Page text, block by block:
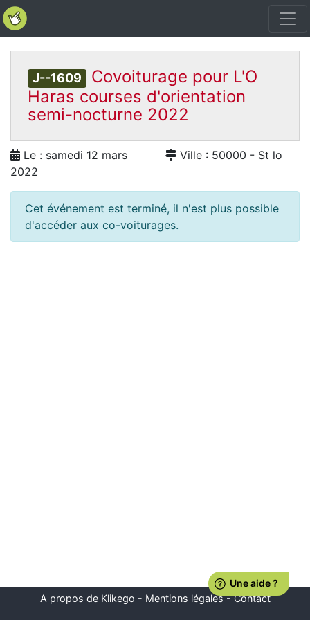
J--1609
Covoiturage pour L'O
Haras courses d'orientation
semi-nocturne 2022
Le : samedi 12 mars
2022
Ville : 50000 - St lo
Cet événement est terminé, il n'est plus possible
d'accéder aux co-voiturages.
A propos de Klikego - Mentions légales-Contact